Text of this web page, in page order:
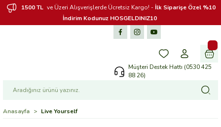
1500 TL ve Üzeri Alışverişlerde Ücretsiz Kargo! - İlk Siparişe Özel %10
İndirim Kodunuz HOSGELDINIZ10
Müşteri Destek Hattı (0530 425
88 26)
Anasayfa Live Yourself